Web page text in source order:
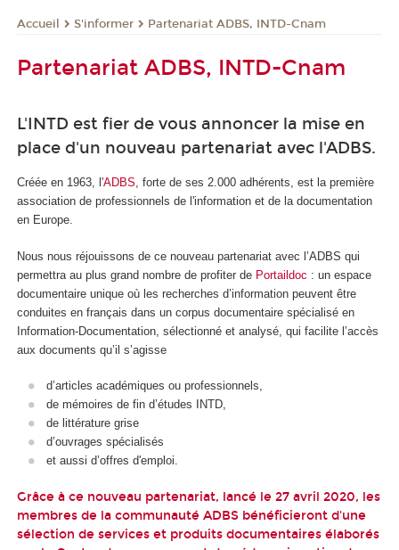
Accueil S'informer Partenariat ADBS, INTD-Cnam
Partenariat ADBS, INTD-Cnam
L'INTD est fier de vous annoncer la mise en
place d'un nouveau partenariat avec l'ADBS.
Créée en 1963, l 'ADBS, forte de ses 2.000 adhérents, est la première
association de professionnels de l'information et de la documentation
en Europe.
Nous nous réjouissons de ce nouveau partenariat avec l’ADBS qui
permettra au plus grand nombre de profiter de Portaildoc : un espace
documentaire unique où les recherches d’information peuvent être
conduites en français dans un corpus documentaire spécialisé en
Information-Documentation, sélectionné et analysé, qui facilite l’accès
aux documents qu’il s’agisse
d’articles académiques ou professionnels,
de mémoires de fin d’études INTD,
de littérature grise
d’ouvrages spécialisés
et aussi d’offres d'emploi.
Grâce à ce nouveau partenariat, lancé le 27 avril 2020, les
membres de la communauté ADBS bénéficieront d'une
sélection de services et produits documentaires élaborés